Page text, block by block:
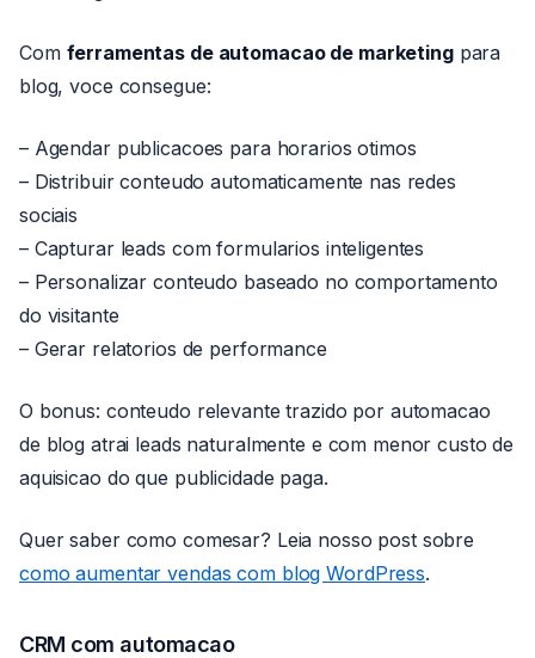
Com ferramentas de automacao de marketingpara
blog, voce consegue:
– Agendar publicacoes para horarios otimos
– Distribuir conteudo automaticamente nas redes
sociais
– Capturar leads com formularios inteligentes
– Personalizar conteudo baseado no comportamento
do visitante
– Gerar relatorios de performance
O bonus: conteudo relevante trazido por automacao
de blog atrai leads naturalmente e com menor custo de
aquisicao do que publicidade paga.
Quer saber como comesar? Leia nosso post sobre
como aumentar vendas com blog WordPress.
CRM com automacao